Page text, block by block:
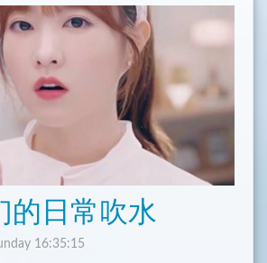
的日常吹水
16:35:15